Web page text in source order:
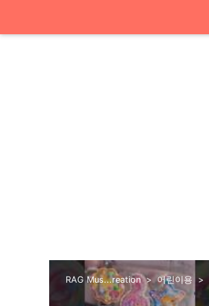
RAG Mus...reation 어린이용